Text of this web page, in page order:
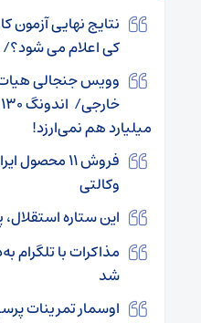
نتایج نهایی
کی اعلام می شود؟/
وویس جنجالی
میلیارد هم نمی‌ارزد!
فروش ۱۱
وکالتی
این ستاره
مذاکرات با تلگرام
شد
اوسمار تمرینات